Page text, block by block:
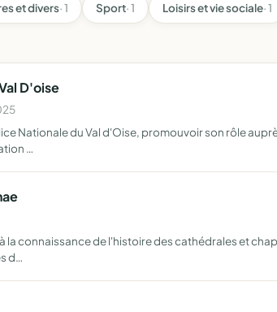
et divers· 1 Sport· 1 Loisirs et vie sociale· 1
D'oise
Nationale du Val d'Oise, promouvoir son rôle
…
la connaissance de l'histoire des cathédrales et
d…